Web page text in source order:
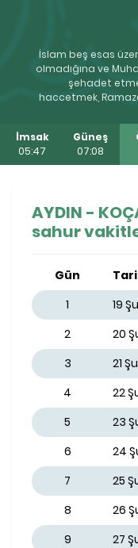
İslam beş esas
olmadığına ve
şehadet
haccetmek,
İmsak
05:47
Güneş
07:08
AYDIN -
sahur
Gün
1
19
2
20
3
21
4
22
5
23
6
24
7
25
8
26
9
27